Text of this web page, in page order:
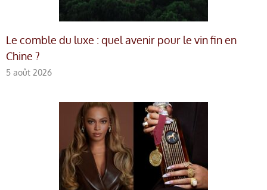
Le comble du luxe : quel avenir pour le vin fin en
Chine ?
5 août 2026